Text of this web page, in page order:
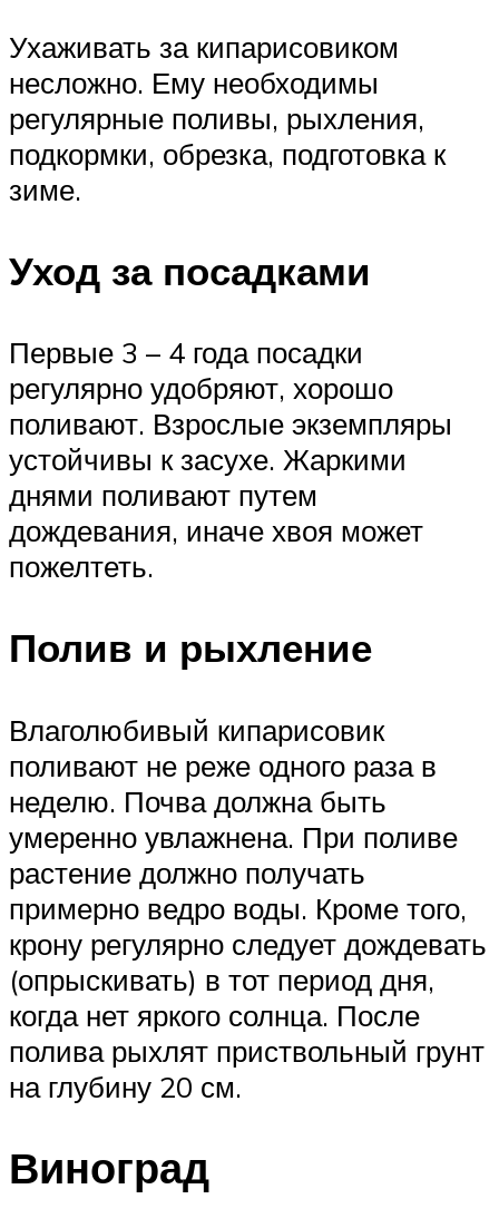
Ухаживать за кипарисовиком
несложно. Ему необходимы
регулярные поливы, рыхления,
подкормки, обрезка, подготовка к
зиме.
Уход за посадками
Первые 3 – 4 года посадки
регулярно удобряют, хорошо
поливают. Взрослые экземпляры
устойчивы к засухе. Жаркими
днями поливают путем
дождевания, иначе хвоя может
пожелтеть.
Полив и рыхление
Влаголюбивый кипарисовик
поливают не реже одного раза в
неделю. Почва должна быть
умеренно увлажнена. При поливе
растение должно получать
примерно ведро воды. Кроме того,
крону регулярно следует дождевать
(опрыскивать) в тот период дня,
когда нет яркого солнца. После
полива рыхлят приствольный грунт
на глубину 20 см.
Виноград